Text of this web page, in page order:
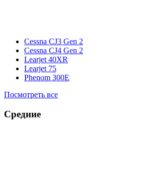
Cessna CJ3 Gen 2
Cessna CJ4 Gen 2
Learjet 40XR
Learjet 75
Phenom 300E
Посмотреть все
Средние